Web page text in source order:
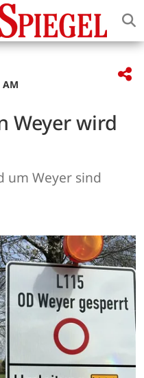
AM
Weyer wird
um Weyer sind